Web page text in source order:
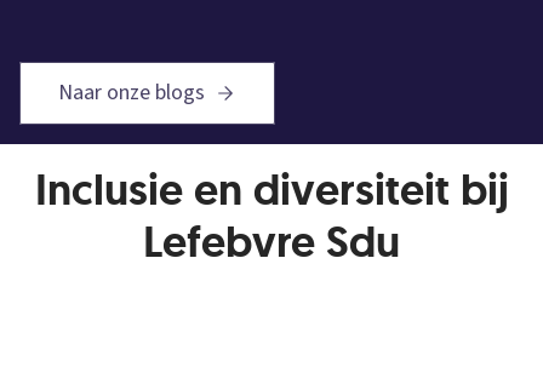
Naar onze blogs
Inclusie en diversiteit bij
Lefebvre Sdu